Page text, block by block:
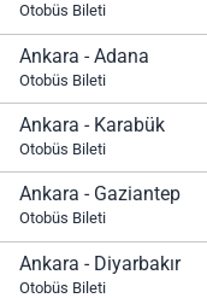
Otobüs Bileti
Ankara - Adana
Otobüs Bileti
Ankara - Karabük
Otobüs Bileti
Ankara - Gaziantep
Otobüs Bileti
Ankara - Diyarbakır
Otobüs Bileti